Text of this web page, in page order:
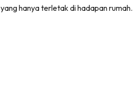
yang hanya terletak di hadapan rumah.